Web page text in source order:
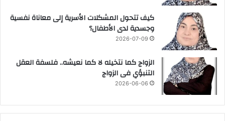
كيف تتحول المشكلات الأسرية إلى معاناة نفسية
وجسدية لدى الأطفال؟
2026-07-09
الزواج كما نتخيله لا كما نعيشه.. فلسفة العقل
التنبؤي فى الزواج
2026-06-06